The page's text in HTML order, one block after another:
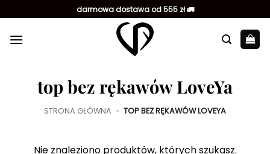
do
zawartości
darmowa dostawa od 555 zł 🚛
top bez rękawów LoveYa
STRONA GŁÓWNA » TOP BEZ RĘKAWÓW LOVEYA
Nie znaleziono produktów, których szukasz.